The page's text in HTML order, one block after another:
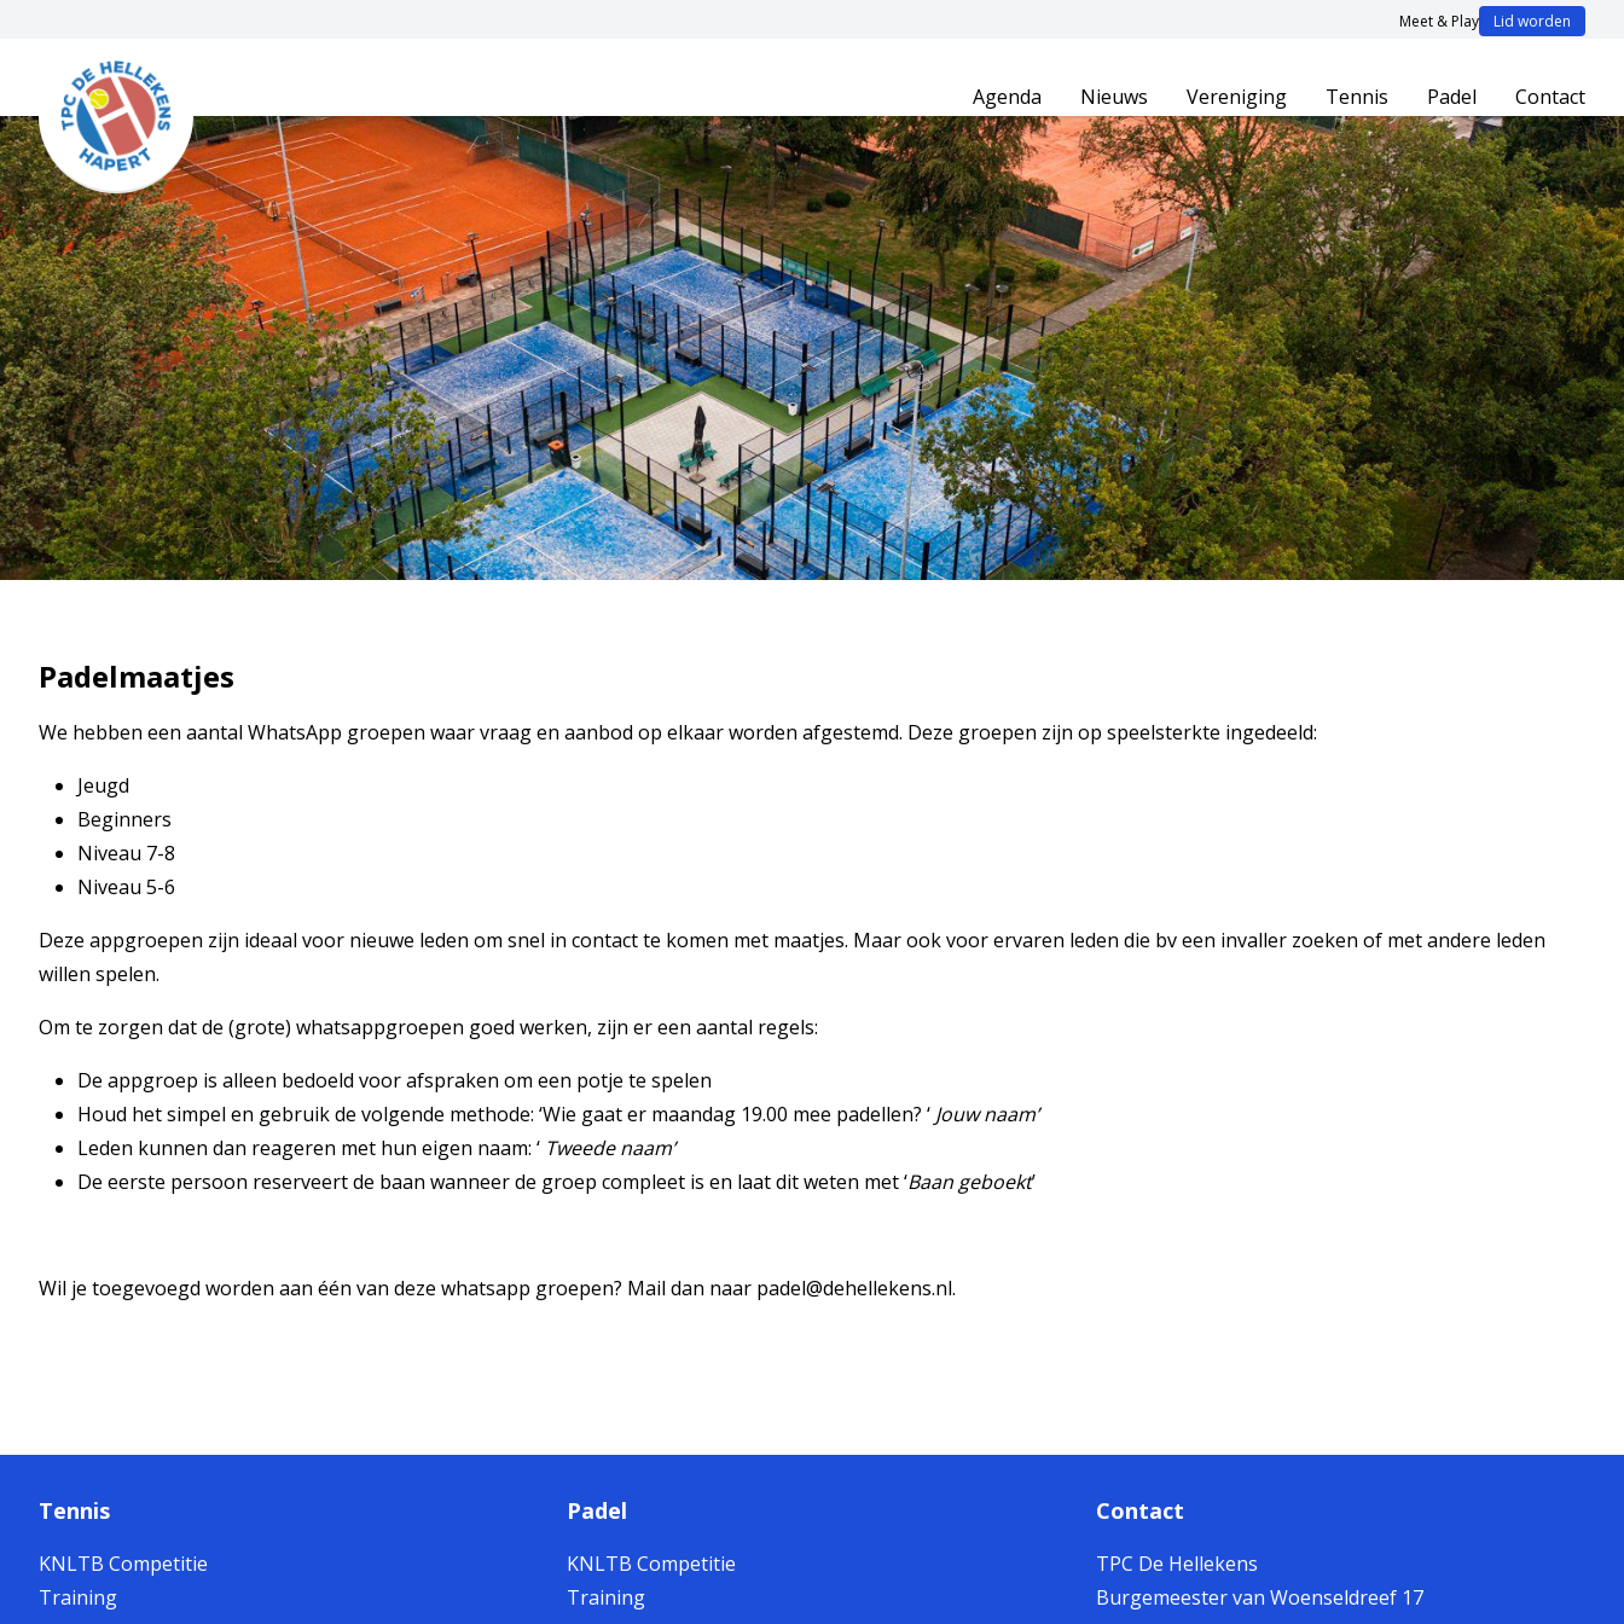
Meet & Play Lid worden
Agenda Nieuws Vereniging Tennis Padel Contact
Padelmaatjes
We hebben een aantal WhatsApp groepen waar vraag en aanbod op elkaar worden afgestemd. Deze groepen zijn op speelsterkte ingedeeld:
Jeugd
Beginners
Niveau 7-8
Niveau 5-6
Deze appgroepen zijn ideaal voor nieuwe leden om snel in contact te komen met maatjes. Maar ook voor ervaren leden die bv een invaller zoeken of met andere leden
willen spelen.
Om te zorgen dat de (grote) whatsappgroepen goed werken, zijn er een aantal regels:
De appgroep is alleen bedoeld voor afspraken om een potje te spelen
Houd het simpel en gebruik de volgende methode: ‘Wie gaat er maandag 19.00 mee padellen? ‘ Jouw naam’
Leden kunnen dan reageren met hun eigen naam: ‘ Tweede naam’
De eerste persoon reserveert de baan wanneer de groep compleet is en laat dit weten met ‘Baan geboekt’
Wil je toegevoegd worden aan één van deze whatsapp groepen? Mail dan naar padel@dehellekens.nl.
Tennis
KNLTB Competitie
Training
Padel
KNLTB Competitie
Training
Contact
TPC De Hellekens
Burgemeester van Woenseldreef 17